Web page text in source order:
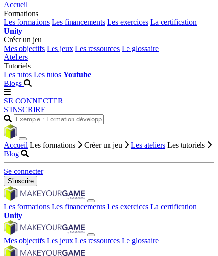
Accueil
Formations
Les formations Les financements Les exercices La certification
Unity
Créer un jeu
Mes objectifs Les jeux Les ressources Le glossaire
Ateliers
Tutoriels
Les tutos Les tutos Youtube
Blogs
SE CONNECTER
S'INSCRIRE
Accueil Les formations Créer un jeu Les ateliers Les tutoriels
Blog
Se connecter
S'inscrire
Les formations Les financements Les exercices La certification
Unity
Mes objectifs Les jeux Les ressources Le glossaire